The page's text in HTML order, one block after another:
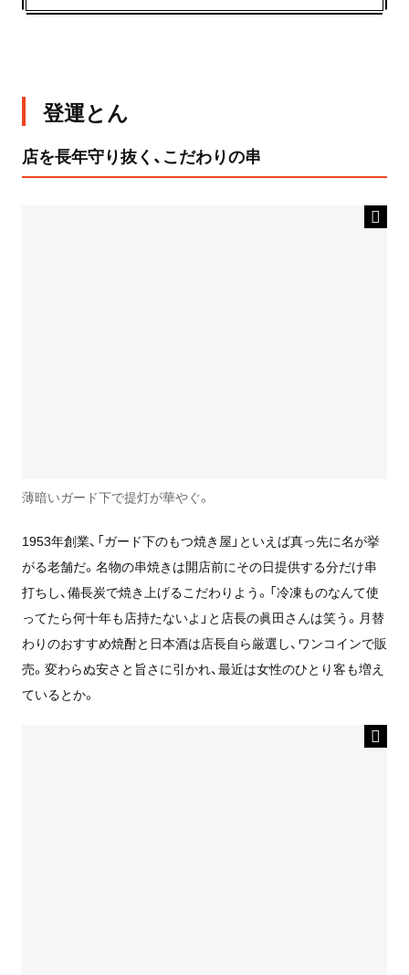
登運とん
店を長年守り抜く、こだわりの串
薄暗いガード下で提灯が華やぐ。
1953年創業、「ガード下のもつ焼き屋」といえば真っ先に名が挙
がる老舗だ。名物の串焼きは開店前にその日提供する分だけ串
打ちし、備長炭で焼き上げるこだわりよう。「冷凍ものなんて使
ってたら何十年も店持たないよ」と店長の眞田さんは笑う。月替
わりのおすすめ焼酎と日本酒は店長自ら厳選し、ワンコインで販
売。変わらぬ安さと旨さに引かれ、最近は女性のひとり客も増え
ているとか。